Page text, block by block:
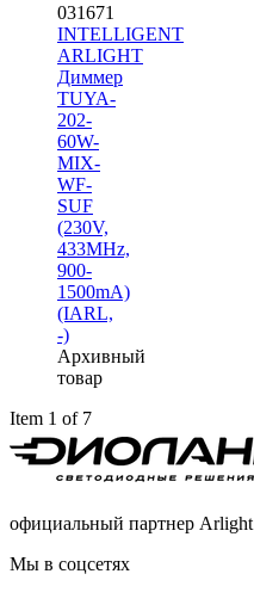
031671
INTELLIGENT
ARLIGHT
Диммер
TUYA-
202-
60W-
MIX-
WF-
SUF
(230V,
433MHz,
900-
1500mA)
(IARL,
-)
Архивный
товар
Item 1 of 7
официальный партнер Arlight
Мы в соцсетях